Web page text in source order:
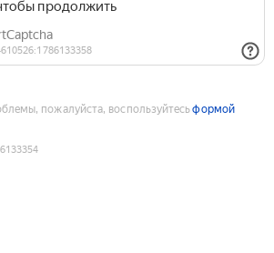
пожалуйста, воспользуйтесьформой